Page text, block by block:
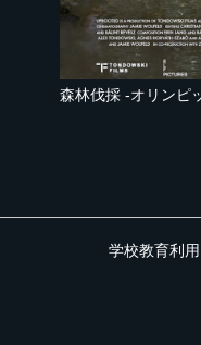
森林伐採 -オリンピ
学校教育利